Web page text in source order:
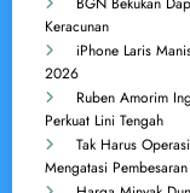
Keracunan
iPhone Laris
2026
Ruben Amorim
Perkuat Lini Tengah
Tak Harus
Mengatasi